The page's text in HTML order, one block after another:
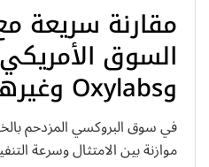
مقارنة سريعة
وOxylabs وغيرهما
في سوق البروكسي المزدحم
موازنة بين الامتثال وسرعة